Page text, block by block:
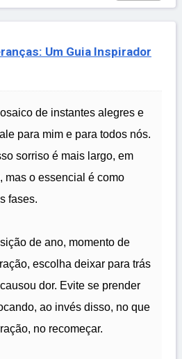
Um Guia Inspirador
de instantes alegres e
para mim e para todos nós.
sorriso é mais largo, em
mas o essencial é como
fases.
de ano, momento de
escolha deixar para trás
dor. Evite se prender
ao invés disso, no que
no recomeçar.